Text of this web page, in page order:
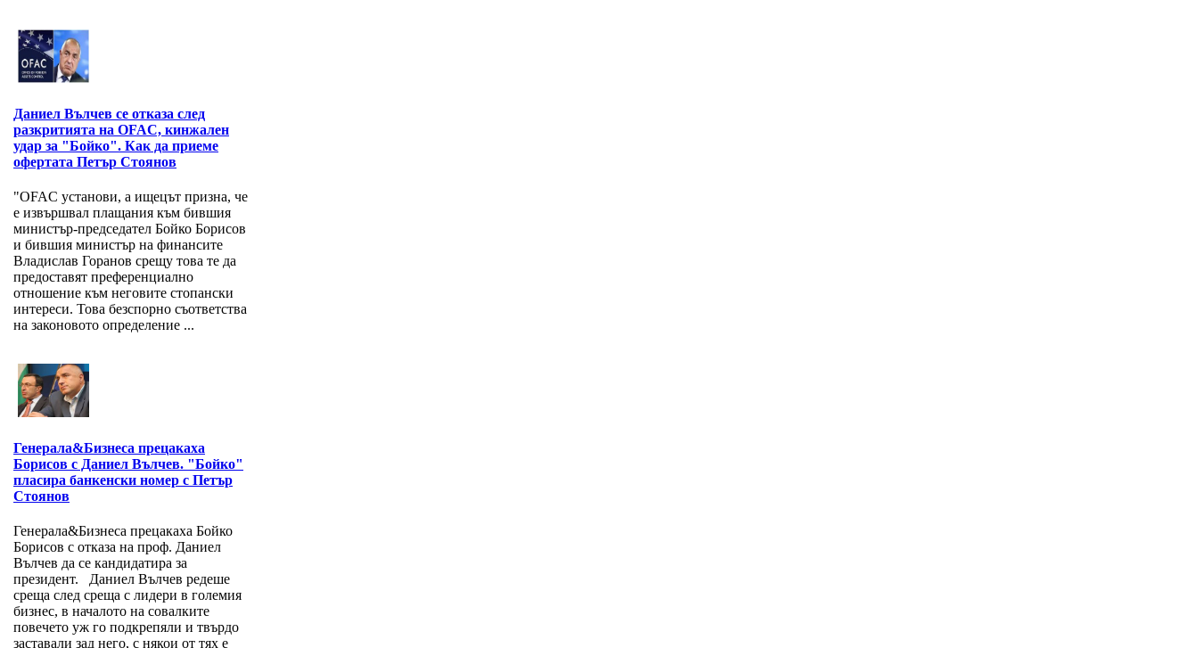
Даниел Вълчев се отказа след
разкритията на OFAC, кинжален
удар за "Бойко". Как да приеме
офертата Петър Стоянов
"OFAC установи, а ищецът призна, че
е извършвал плащания към бившия
министър-председател Бойко Борисов
и бившия министър на финансите
Владислав Горанов срещу това те да
предоставят преференциално
отношение към неговите стопански
интереси. Това безспорно съответства
на законовото определение ...
Генерала&Бизнеса прецакаха
Борисов с Даниел Вълчев. "Бойко"
пласира банкенски номер с Петър
Стоянов
Генерала&Бизнеса прецакаха Бойко
Борисов с отказа на проф. Даниел
Вълчев да се кандидатира за
президент. Даниел Вълчев редеше
среща след среща с лидери в големия
бизнес, в началото на совалките
повечето уж го подкрепяли и твърдо
заставали зад него, с някои от тях е